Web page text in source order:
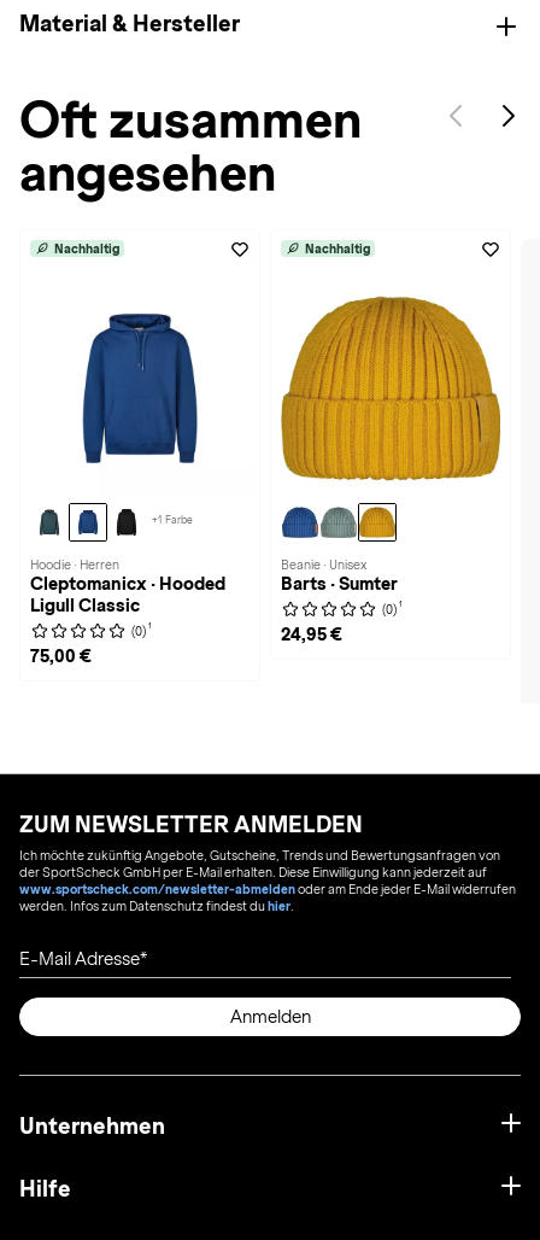
Material & Hersteller
Oft zusammen
angesehen
Nachhaltig
+1 Farbe
Hoodie · Herren
Cleptomanicx · Hooded
Ligull Classic
(0) 1
75,00 €
Nachhaltig
Beanie · Unisex
Barts · Sumter
(0) 1
24,95 €
ZUM NEWSLETTER ANMELDEN
Ich möchte zukünftig Angebote, Gutscheine, Trends und Bewertungsanfragen von
der SportScheck GmbH per E-Mail erhalten. Diese Einwilligung kann jederzeit auf
www.sportscheck.com/newsletter-abmeldenoder am Ende jeder E-Mail widerrufen
werden. Infos zum Datenschutz findest duhier
E-Mail Adresse
Anmelden
Unternehmen
Hilfe